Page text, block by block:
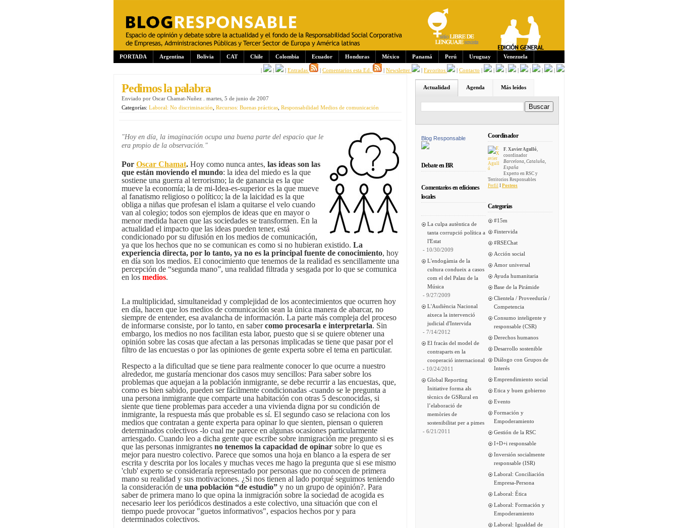
PORTADA Argentina Bolivia CAT Chile Colombia Ecuador Honduras México Panamá Perú Uruguay Venezuela
| | | Entradas | Comentarios esta Ed. | Newsletter | Favoritos | Contacto | | | | | | |
Pedimos la palabra
Enviado por Oscar Chamat-Nuñez
martes, 5 de junio de 2007
Categorías: Laboral: No discriminación Recursos: Buenas prácticas Responsabilidad Medios de comunicación
"Hoy en día, la imaginación ocupa una buena parte del espacio que le
era propio de la observación. "
Por Oscar Chamat. Hoy como nunca antes, las ideas son las
que están moviendo el mundo: la idea del miedo es la que
sostiene una guerra al terrorismo; la de ganancia es la que
mueve la economía; la de mi-Idea-es-superior es la que mueve
al fanatismo religioso o político; la de la laicidad es la que
obliga a niñas que profesan el islam a quitarse el velo cuando
van al colegio; todos son ejemplos de ideas que en mayor o
menor medida hacen que las sociedades se transformen. En la
actualidad el impacto que las ideas pueden tener, está
condicionado por su difusión en los medios de comunicación,
ya que los hechos que no se comunican es como si no hubieran existido. La
experiencia directa, por lo tanto, ya no es la principal fuente de conocimiento, hoy
en día son los medios. El conocimiento que tenemos de la realidad es sencillamente una
percepción de “segunda mano”, una realidad filtrada y sesgada por lo que se comunica
en los medios.
La multiplicidad, simultaneidad y complejidad de los acontecimientos que ocurren hoy
en día, hacen que los medios de comunicación sean la única manera de abarcar, no
siempre de entender, esa avalancha de información. La parte más compleja del proceso
de informarse consiste, por lo tanto, en sabercomo procesarla e interpretarla. Sin
embargo, los medios no nos facilitan esta labor, puesto que si se quiere obtener una
opinión sobre las cosas que afectan a las personas implicadas se tiene que pasar por el
filtro de las encuestas o por las opiniones de gente experta sobre el tema en particular.
Respecto a la dificultad que se tiene para realmente conocer lo que ocurre a nuestro
alrededor, me gustaría mencionar dos casos muy sencillos: Para saber sobre los
problemas que aquejan a la población inmigrante, se debe recurrir a las encuestas, que,
como es bien sabido, pueden ser fácilmente condicionadas -cuando se le pregunta a
una persona inmigrante que comparte una habitación con otras 5 desconocidas, si
siente que tiene problemas para acceder a una vivienda digna por su condición de
inmigrante, la respuesta más que probable es sí. El segundo caso se relaciona con los
medios que contratan a gente experta para opinar lo que sienten, piensan o quieren
determinados colectivos -lo cual me parece en algunas ocasiones particularmente
arriesgado. Cuando leo a dicha gente que escribe sobre inmigración me pregunto si es
que las personas inmigrantes no tenemos la capacidad de opinar sobre lo que es
mejor para nuestro colectivo. Parece que somos una hoja en blanco a la espera de ser
escrita y descrita por los locales y muchas veces me hago la pregunta que si ese mismo
'club' experto se consideraría representado por personas que no conocen de primera
mano su realidad y sus motivaciones. ¿Si nos tienen al lado porqué seguimos teniendo
la consideración de una población “de estudio” y no un grupo de opinión?. Para
saber de primera mano lo que opina la inmigración sobre la sociedad de acogida es
necesario leer los periódicos destinados a este colectivo, una situación que con el
tiempo puede provocar "guetos informativos", espacios hechos por y para
determinados colectivos.
Actualidad Agenda Más leídos
Blog Responsable
Debate en BR
Comentarios en ediciones
locales
La culpa autèntica de
tanta corrupció política a
l'Estat
- 10/30/2009
L'endogàmia de la
cultura condueix a casos
com el del Palau de la
Música
- 9/27/2009
L'Audiència Nacional
aixeca la intervenció
judicial d'Intervida
- 7/14/2012
El fracàs del model de
contraparts en la
cooperació internacional
- 10/24/2011
Global Reporting
Initiative forma als
tècnics de GSRural en
l’elaboració de
memòries de
sostenibilitat per a pimes
- 6/21/2011
Coordinador
F. Xavier Agulló,
coordinador
Barcelona, Cataluña,
España
Experto en RSC y
Territorios Responsables
Perfil I Posteos
Categorías
#15m
#intervida
#RSEChat
Acción social
Amor universal
Ayuda humanitaria
Base de la Pirámide
Clientela / Proveeduría /
Competencia
Consumo inteligente y
responsable (CSR)
Derechos humanos
Desarrollo sostenible
Diálogo con Grupos de
Interés
Emprendimiento social
Etica y buen gobierno
Evento
Formación y
Empoderamiento
Gestión de la RSC
I+D+i responsable
Inversión socialmente
responsable (ISR)
Laboral: Conciliación
Empresa-Persona
Laboral: Ética
Laboral: Formación y
Empoderamiento
Laboral: Igualdad de